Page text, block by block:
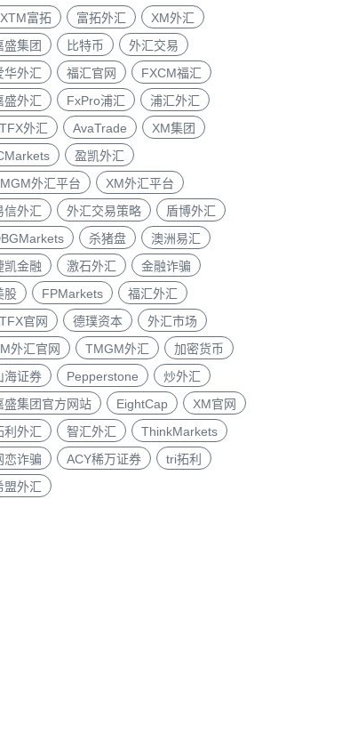
富拓
富拓外汇
XM外汇
盛集团
比特币
外汇交易
华外汇
福汇官网
FXCM福汇
盛外汇
FxPro浦汇
浦汇外汇
外汇
AvaTrade
XM集团
盈凯外汇
外汇平台
XM外汇平台
信外汇
外汇交易策略
盾博外汇
杀猪盘
澳洲易汇
凯金融
激石外汇
金融诈骗
股
FPMarkets
福汇外汇
官网
德璞资本
外汇市场
外汇官网
TMGM外汇
加密货币
海证券
Pepperstone
炒外汇
盛集团官方网站
EightCap
XM官网
利外汇
智汇外汇
ThinkMarkets
恋诈骗
ACY稀万证券
tri拓利
盟外汇